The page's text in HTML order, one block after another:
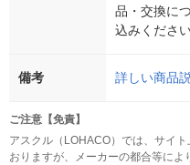
品・交換に
込みください
備考 詳しい商品
ご注意【免責】
アスクル（LOHACO）では、サイ
おりますが、メーカーの都合等によ